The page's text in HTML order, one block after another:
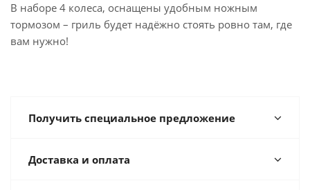
В наборе 4 колеса, оснащены удобным ножным
тормозом – гриль будет надёжно стоять ровно там, где
вам нужно!
Получить специальное предложение
Доставка и оплата